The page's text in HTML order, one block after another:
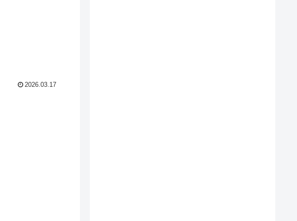
2026.03.17